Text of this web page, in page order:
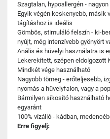
Szagtalan, hypoallergén -
Egyik végén keskenyebb, másik
tágításhoz is ideális
Gömbös, stimuláló felszín - ki-
nyújt, még intenzívebb gyönyört
Anális és hüvelyi használatra is
Lekerekített, szépen eldolgozott
Mindkét vége használható
Nagyobb tömeg - erőteljesebb,
nyomás a hüvelyfalon, vagy a
Bármilyen síkosító használható
egyaránt
100% vízálló - kádban,
Erre figyelj: